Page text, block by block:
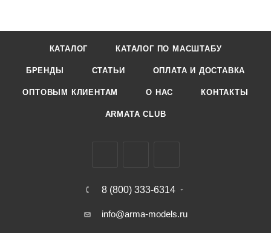
КАТАЛОГ КАТАЛОГ ПО МАСШТАБУ
БРЕНДЫ СТАТЬИ ОПЛАТА И ДОСТАВКА
ОПТОВЫМ КЛИЕНТАМ О НАС КОНТАКТЫ
ARMATA CLUB
8 (800) 333-6314
info@arma-models.ru